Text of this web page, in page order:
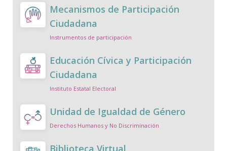
Mecanismos de Participación
Ciudadana
Instrumentos de participación
Educación Cívica y Participación
Ciudadana
Instituto Estatal Electoral
Unidad de Igualdad de Género
Derechos Humanos y No Discriminación